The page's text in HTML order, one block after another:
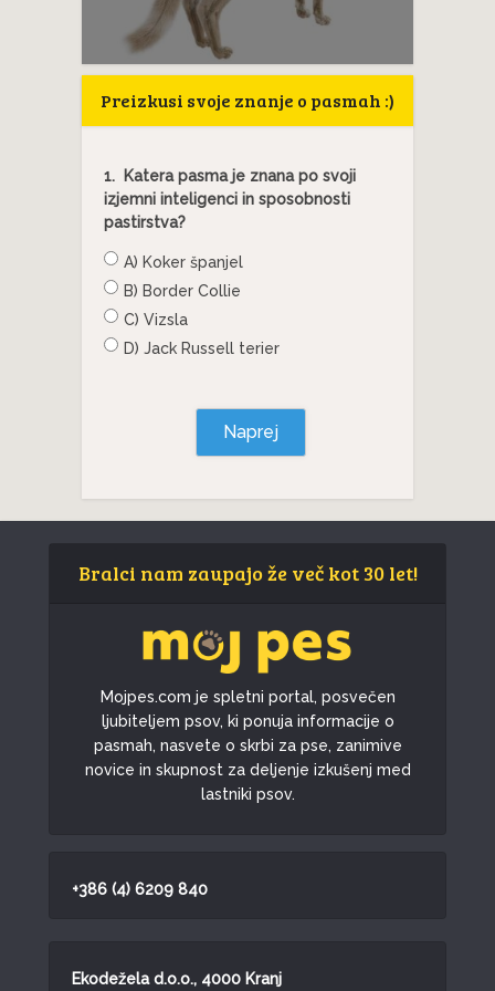
Preizkusi svoje znanje o pasmah :)
1.
Katera pasma je znana po svoji
izjemni inteligenci in sposobnosti
pastirstva?
A) Koker španjel
B) Border Collie
C) Vizsla
D) Jack Russell terier
Naprej
Bralci nam zaupajo že več kot 30 let!
Mojpes.com je spletni portal, posvečen
ljubiteljem psov, ki ponuja informacije o
pasmah, nasvete o skrbi za pse, zanimive
novice in skupnost za deljenje izkušenj med
lastniki psov.
+386 (4) 6209 840
Ekodežela d.o.o., 4000 Kranj